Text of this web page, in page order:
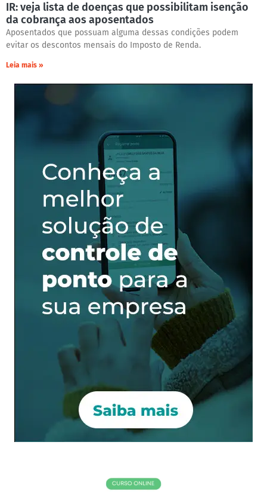
IR: veja lista de doenças que possibilitam isenção
da cobrança aos aposentados
Aposentados que possuam alguma dessas condições podem
evitar os descontos mensais do Imposto de Renda.
Leia mais »